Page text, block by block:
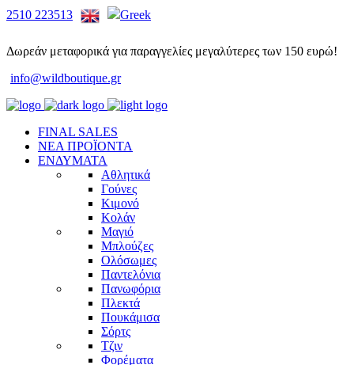
2510 223513
Δωρεάν μεταφορικά για παραγγελίες μεγαλύτερες των 150 ευρώ!
info@wildboutique.gr
FINAL SALES
ΝΕΑ ΠΡΟΪΟΝΤΑ
ΕΝΔΥΜΑΤΑ
Αθλητικά
Γούνες
Κιμονό
Κολάν
Μαγιό
Μπλούζες
Ολόσωμες
Παντελόνια
Πανωφόρια
Πλεκτά
Πουκάμισα
Σόρτς
Τζιν
Φορέματα